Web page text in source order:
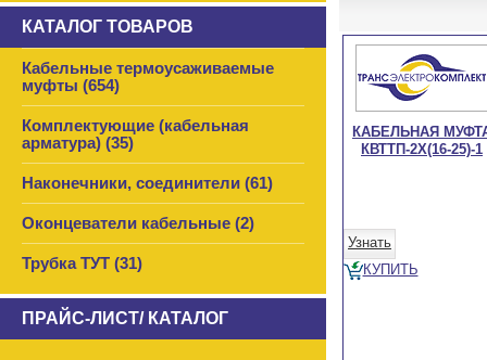
КАТАЛОГ ТОВАРОВ
Кабельные термоусаживаемые
муфты (654)
Комплектующие (кабельная
арматура) (35)
Наконечники, соединители (61)
Оконцеватели кабельные (2)
Трубка ТУТ (31)
ПРАЙС-ЛИСТ/ КАТАЛОГ
КАБЕЛЬНАЯ
КВТТП-2Х(16-25)-1
Узнать
КУПИТЬ